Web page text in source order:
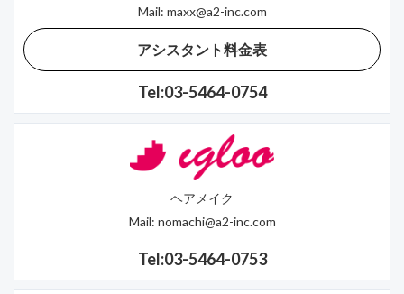
Mail: maxx@a2-inc.com
アシスタント料金表
Tel:03-5464-0754
ヘアメイク
Mail: nomachi@a2-inc.com
Tel:03-5464-0753